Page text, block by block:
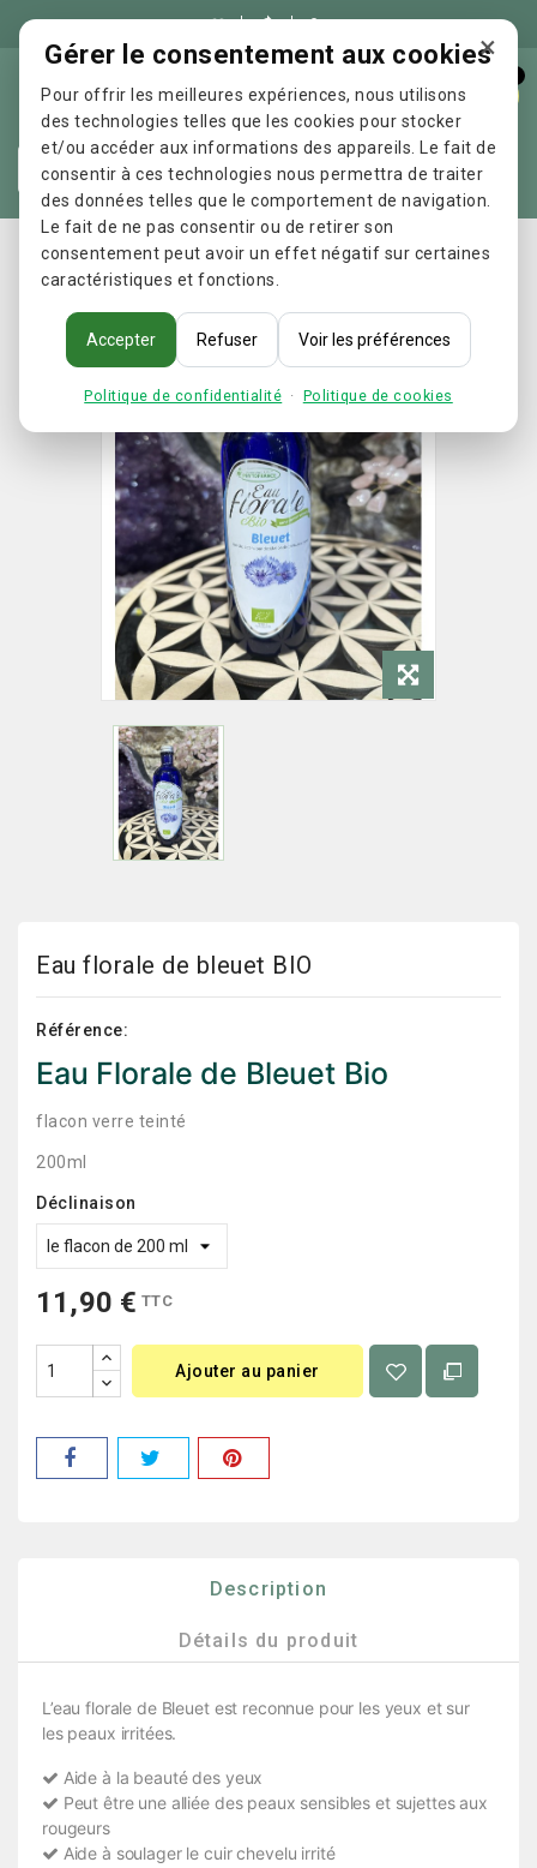
×
Gérer le consentement aux cookies
Pour offrir les meilleures expériences, nous utilisons
des technologies telles que les cookies pour stocker
et/ou accéder aux informations des appareils. Le fait de
consentir à ces technologies nous permettra de traiter
des données telles que le comportement de navigation.
Le fait de ne pas consentir ou de retirer son
consentement peut avoir un effet négatif sur certaines
caractéristiques et fonctions.
Accepter Refuser Voir les préférences
Politique de confidentialité · Politique de cookies

Accueil Eau florale de bleuet BIO
Eau florale de bleuet BIO
Référence:
Eau Florale de Bleuet Bio
flacon verre teinté
200ml
Déclinaison
11,90 € TTC
Ajouter au panier
Description
Détails du produit
L’eau florale de Bleuet est reconnue pour les yeux et sur
les peaux irritées.
Aide à la beauté des yeux
Peut être une alliée des peaux sensibles et sujettes aux
rougeurs
Aide à soulager le cuir chevelu irrité